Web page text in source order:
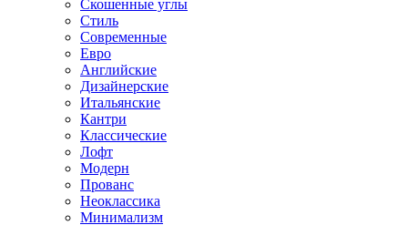
Скошенные углы
Стиль
Современные
Евро
Английские
Дизайнерские
Итальянские
Кантри
Классические
Лофт
Модерн
Прованс
Неоклассика
Минимализм